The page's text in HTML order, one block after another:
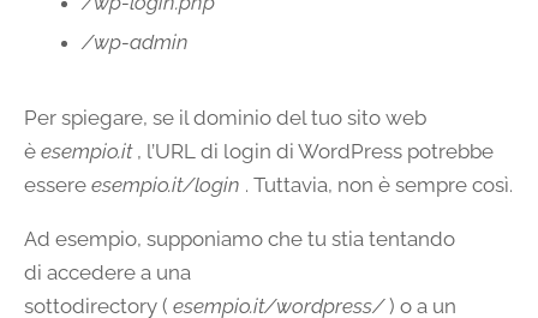
/wp-admin
Per spiegare, se il dominio del tuo sito web
è esempio.it, l’URL di login di WordPress potrebbe
essere esempio.it/login . Tuttavia, non è sempre così.
Ad esempio, supponiamo che tu stia tentando
di accedere a una
sottodirectory ( esempio.it/wordpress/) o a un